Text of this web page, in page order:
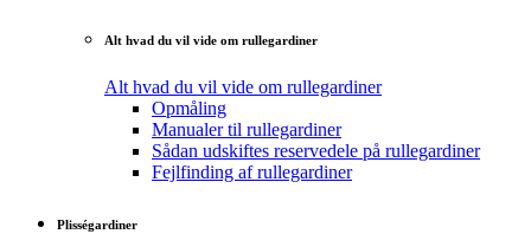
Alt hvad du vil vide om rullegardiner
Alt hvad du vil vide om rullegardiner
Opmåling
Manualer til rullegardiner
Sådan udskiftes reservedele på rullegardiner
Fejlfinding af rullegardiner
Plisségardiner